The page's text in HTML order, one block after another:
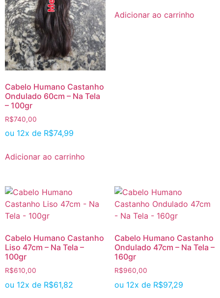
Cabelo Humano Castanho
Ondulado 60cm – Na Tela
– 100gr
R$740,00
ou 12x de R$74,99
Adicionar ao carrinho
Adicionar ao carrinho
Cabelo Humano Castanho
Liso 47cm – Na Tela –
100gr
R$610,00
ou 12x de R$61,82
Cabelo Humano Castanho
Ondulado 47cm – Na Tela –
160gr
R$960,00
ou 12x de R$97,29